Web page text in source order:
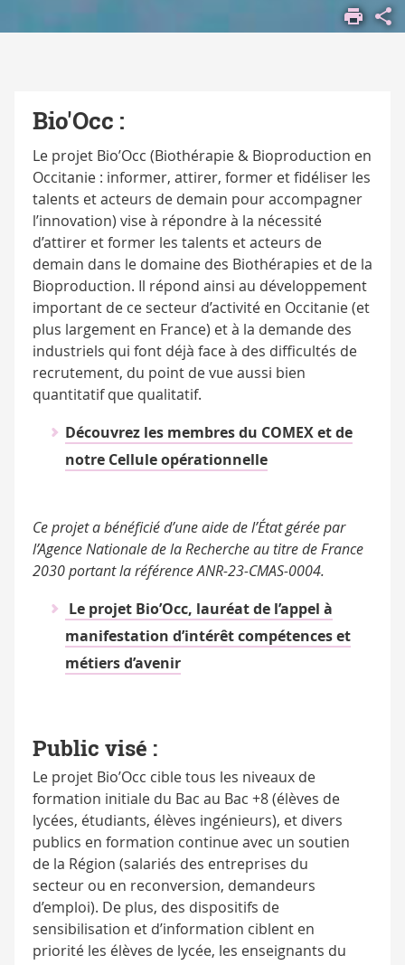
DÉCOUVRIR
PROJETS
OCC
Bio'Occ :
Le projet Bio’Occ (Biothérapie & Bioproduction en
Occitanie : informer, attirer, former et fidéliser les
talents et acteurs de demain pour accompagner
l’innovation) vise à répondre à la nécessité
d’attirer et former les talents et acteurs de
demain dans le domaine des Biothérapies et de la
Bioproduction. Il répond ainsi au développement
important de ce secteur d’activité en Occitanie (et
plus largement en France) et à la demande des
industriels qui font déjà face à des difficultés de
recrutement, du point de vue aussi bien
quantitatif que qualitatif.
Découvrez les membres du COMEX et de
notre Cellule opérationnelle
Ce projet a bénéficié d’une aide de l’État gérée par
l’Agence Nationale de la Recherche au titre de France
2030 portant la référence ANR-23-CMAS-0004.
Le projet Bio’Occ, lauréat de l’appel à
manifestation d’intérêt compétences et
métiers d’avenir
Public visé :
Le projet Bio’Occ cible tous les niveaux de
formation initiale du Bac au Bac +8 (élèves de
lycées, étudiants, élèves ingénieurs), et divers
publics en formation continue avec un soutien
de la Région (salariés des entreprises du
secteur ou en reconversion, demandeurs
d’emploi). De plus, des dispositifs de
sensibilisation et d’information ciblent en
priorité les élèves de lycée, les enseignants du